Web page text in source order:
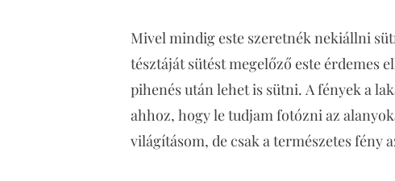
Mivel mindig este szeretnék nekiállni
tésztáját sütést megelőző este érdemes
pihenés után lehet is sütni. A fények a
ahhoz, hogy le tudjam fotózni az
világításom, de csak a természetes fény